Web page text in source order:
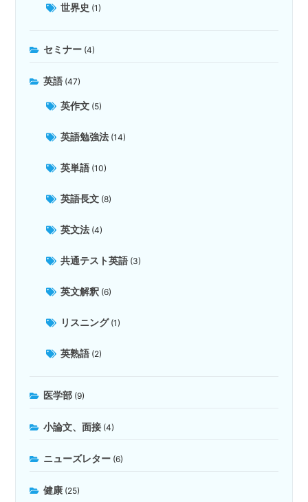
世界史 (1)
セミナー (4)
英語 (47)
英作文 (5)
英語勉強法 (14)
英単語 (10)
英語長文 (8)
英文法 (4)
共通テスト英語 (3)
英文解釈 (6)
リスニング(1)
英熟語 (2)
医学部 (9)
小論文、面接 (4)
ニューズレター (6)
健康 (25)